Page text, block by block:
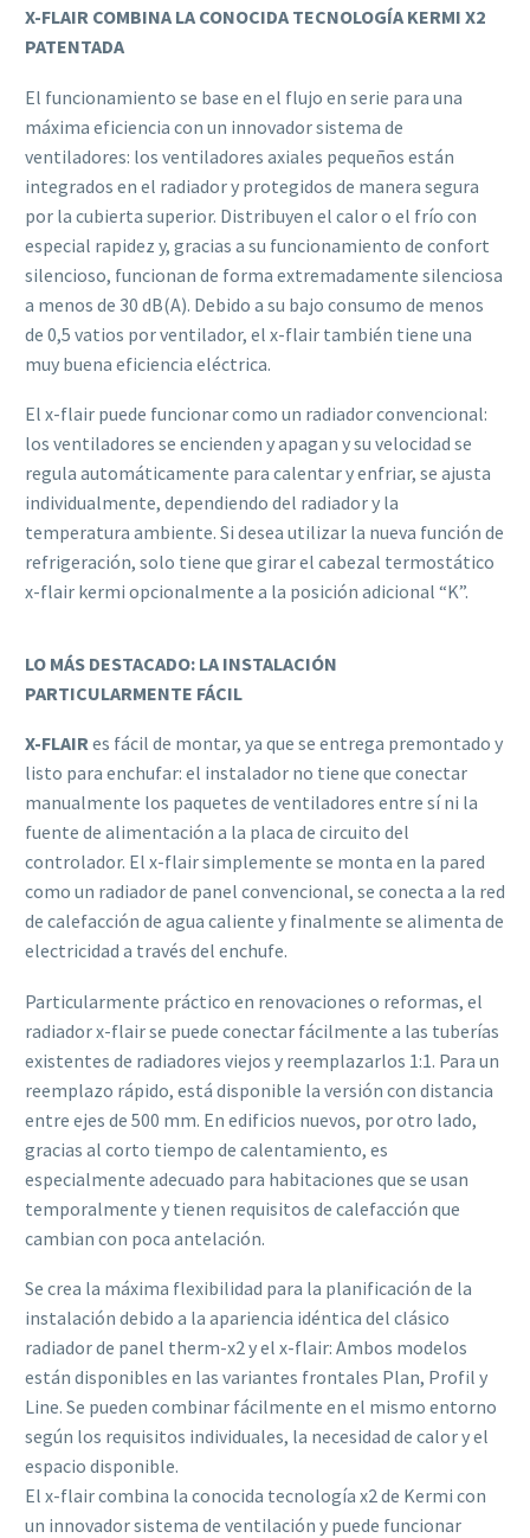
X-FLAIR COMBINA LA CONOCIDA TECNOLOGÍA KERMI X2
PATENTADA
El funcionamiento se base en el flujo en serie para una
máxima eficiencia con un innovador sistema de
ventiladores: los ventiladores axiales pequeños están
integrados en el radiador y protegidos de manera segura
por la cubierta superior. Distribuyen el calor o el frío con
especial rapidez y, gracias a su funcionamiento de confort
silencioso, funcionan de forma extremadamente silenciosa
a menos de 30 dB(A). Debido a su bajo consumo de menos
de 0,5 vatios por ventilador, el x-flair también tiene una
muy buena eficiencia eléctrica.
El x-flair puede funcionar como un radiador convencional:
los ventiladores se encienden y apagan y su velocidad se
regula automáticamente para calentar y enfriar, se ajusta
individualmente, dependiendo del radiador y la
temperatura ambiente. Si desea utilizar la nueva función de
refrigeración, solo tiene que girar el cabezal termostático
x-flair kermi opcionalmente a la posición adicional “K”.
LO MÁS DESTACADO: LA INSTALACIÓN
PARTICULARMENTE FÁCIL
X-FLAIRes fácil de montar, ya que se entrega premontado y
listo para enchufar: el instalador no tiene que conectar
manualmente los paquetes de ventiladores entre sí ni la
fuente de alimentación a la placa de circuito del
controlador. El x-flair simplemente se monta en la pared
como un radiador de panel convencional, se conecta a la red
de calefacción de agua caliente y finalmente se alimenta de
electricidad a través del enchufe.
Particularmente práctico en renovaciones o reformas, el
radiador x-flair se puede conectar fácilmente a las tuberías
existentes de radiadores viejos y reemplazarlos 1:1. Para un
reemplazo rápido, está disponible la versión con distancia
entre ejes de 500 mm. En edificios nuevos, por otro lado,
gracias al corto tiempo de calentamiento, es
especialmente adecuado para habitaciones que se usan
temporalmente y tienen requisitos de calefacción que
cambian con poca antelación.
Se crea la máxima flexibilidad para la planificación de la
instalación debido a la apariencia idéntica del clásico
radiador de panel therm-x2 y el x-flair: Ambos modelos
están disponibles en las variantes frontales Plan, Profil y
Line. Se pueden combinar fácilmente en el mismo entorno
según los requisitos individuales, la necesidad de calor y el
espacio disponible.
El x-flair combina la conocida tecnología x2 de Kermi con
un innovador sistema de ventilación y puede funcionar